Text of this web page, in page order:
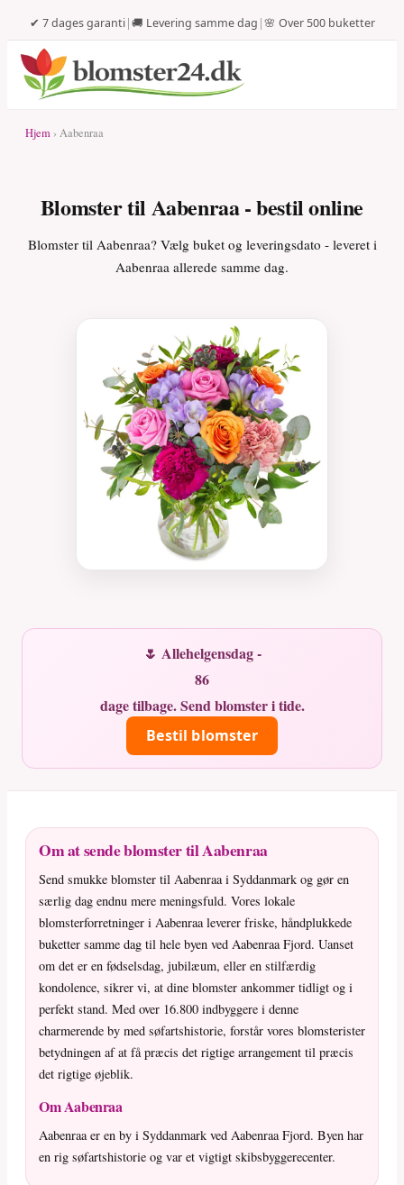
✔ 7 dages garanti|🚚 Levering samme dag |🌸 Over 500 buketter
Hjem › Aabenraa
Blomster til Aabenraa - bestil online
Blomster til Aabenraa? Vælg buket og leveringsdato - leveret i
Aabenraa allerede samme dag.
🌷 Allehelgensdag -
86
dage tilbage. Send blomster i tide.
Bestil blomster
Om at sende blomster til Aabenraa
Send smukke blomster til Aabenraa i Syddanmark og gør en
særlig dag endnu mere meningsfuld. Vores lokale
blomsterforretninger i Aabenraa leverer friske, håndplukkede
buketter samme dag til hele byen ved Aabenraa Fjord. Uanset
om det er en fødselsdag, jubilæum, eller en stilfærdig
kondolence, sikrer vi, at dine blomster ankommer tidligt og i
perfekt stand. Med over 16.800 indbyggere i denne
charmerende by med søfartshistorie, forstår vores blomsterister
betydningen af at få præcis det rigtige arrangement til præcis
det rigtige øjeblik.
Om Aabenraa
Aabenraa er en by i Syddanmark ved Aabenraa Fjord. Byen har
en rig søfartshistorie og var et vigtigt skibsbyggerecenter.